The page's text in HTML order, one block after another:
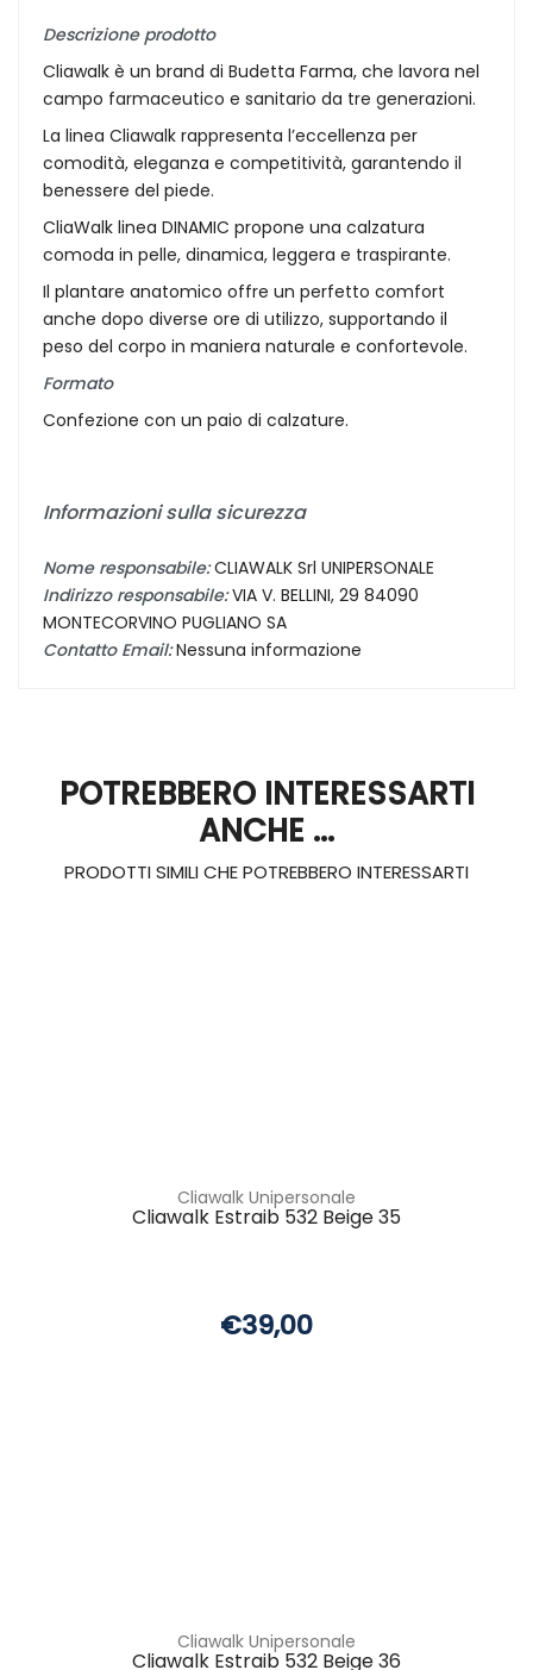
Descrizione prodotto
Cliawalk è un brand di Budetta Farma, che lavora nel
campo farmaceutico e sanitario da tre generazioni.
La linea Cliawalk rappresenta l’eccellenza per
comodità, eleganza e competitività, garantendo il
benessere del piede.
CliaWalk linea DINAMIC propone una calzatura
comoda in pelle, dinamica, leggera e traspirante.
Il plantare anatomico offre un perfetto comfort
anche dopo diverse ore di utilizzo, supportando il
peso del corpo in maniera naturale e confortevole.
Formato
Confezione con un paio di calzature.
Informazioni sulla sicurezza
Nome responsabile:CLIAWALK Srl UNIPERSONALE
Indirizzo responsabile:VIA V. BELLINI, 29 84090
MONTECORVINO PUGLIANO SA
Contatto Email:Nessuna informazione
POTREBBERO INTERESSARTI
ANCHE ...
PRODOTTI SIMILI CHE POTREBBERO INTERESSARTI
Cliawalk Unipersonale
Cliawalk Estraib 532 Beige 35
€39,00
Cliawalk Unipersonale
Cliawalk Estraib 532 Beige 36